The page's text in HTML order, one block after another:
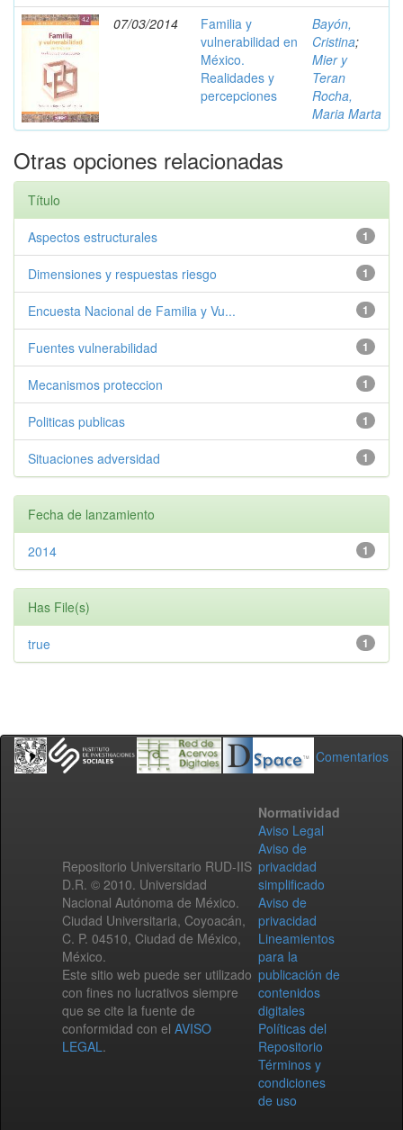
07/03/2014
Familia y
vulnerabilidad en
México.
Realidades y
percepciones
Bayón,
Cristina;
Mier y
Teran
Rocha,
Maria Marta
Otras opciones relacionadas
Título
1
Aspectos estructurales
1
Dimensiones y respuestas riesgo
1
Encuesta Nacional de Familia y Vu...
1
Fuentes vulnerabilidad
1
Mecanismos proteccion
1
Politicas publicas
1
Situaciones adversidad
Fecha de lanzamiento
1
2014
Has File(s)
1
true
Comentarios
Repositorio Universitario RUD-IIS
D.R. © 2010. Universidad
Nacional Autónoma de México.
Ciudad Universitaria, Coyoacán,
C. P. 04510, Ciudad de México,
México.
Este sitio web puede ser utilizado
con fines no lucrativos siempre
que se cite la fuente de
conformidad con el AVISO
LEGAL.
Normatividad
Aviso Legal
Aviso de
privacidad
simplificado
Aviso de
privacidad
Lineamientos
para la
publicación de
contenidos
digitales
Políticas del
Repositorio
Términos y
condiciones
de uso